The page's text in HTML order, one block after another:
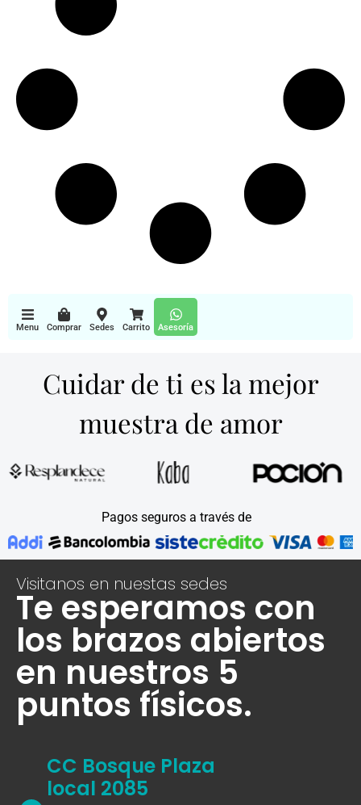
Menu Comprar Sedes Carrito Asesoría
Cuidar de ti es la mejor
muestra de amor
Pagos seguros a través de
Visitanos en nuestas sedes
Te esperamos con
los brazos abiertos
en nuestros 5
puntos físicos.
CC Bosque Plaza
local 2085